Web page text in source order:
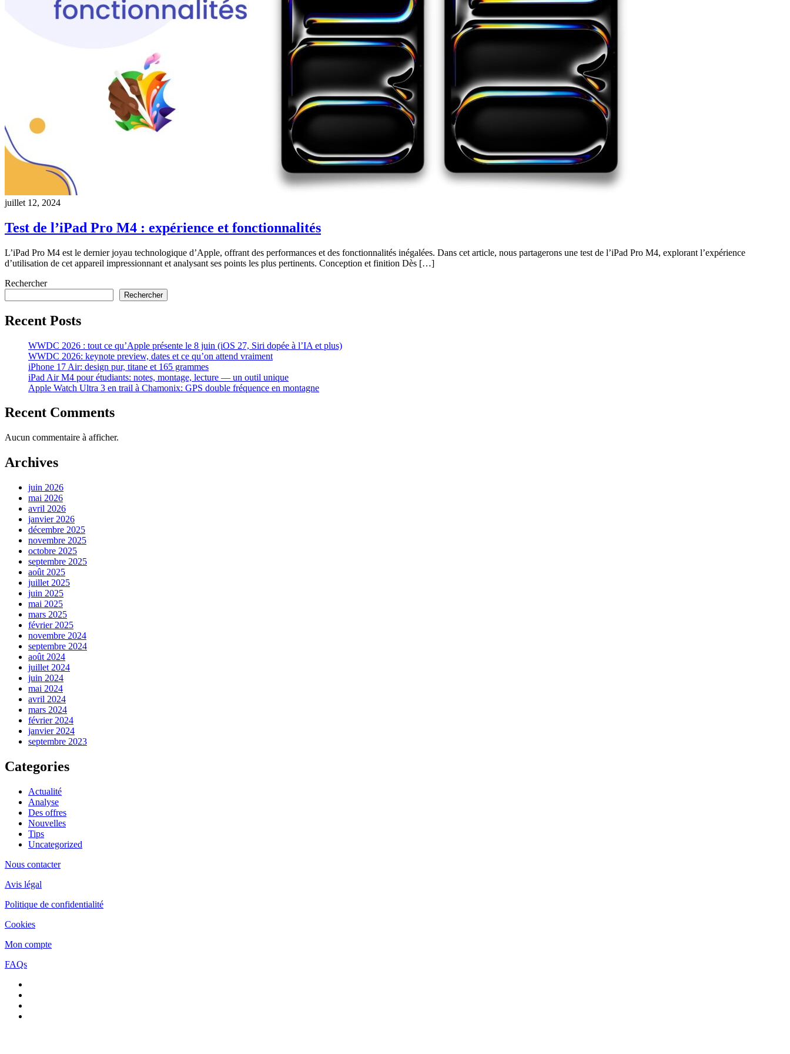
juillet 12, 2024
Test de l’iPad Pro M4 : expérience et fonctionnalités
L’iPad Pro M4 est le dernier joyau technologique d’Apple, offrant des performances et des fonctionnalités inégalées. Dans cet article, nous partagerons une test de l’iPad Pro M4, explorant l’expérience
d’utilisation de cet appareil impressionnant et analysant ses points les plus pertinents. Conception et finition Dès […]
Rechercher
Rechercher
Recent Posts
WWDC 2026 : tout ce qu’Apple présente le 8 juin (iOS 27, Siri dopée à l’IA et plus)
WWDC 2026: keynote preview, dates et ce qu’on attend vraiment
iPhone 17 Air: design pur, titane et 165 grammes
iPad Air M4 pour étudiants: notes, montage, lecture — un outil unique
Apple Watch Ultra 3 en trail à Chamonix: GPS double fréquence en montagne
Recent Comments
Aucun commentaire à afficher.
Archives
juin 2026
mai 2026
avril 2026
janvier 2026
décembre 2025
novembre 2025
octobre 2025
septembre 2025
août 2025
juillet 2025
juin 2025
mai 2025
mars 2025
février 2025
novembre 2024
septembre 2024
août 2024
juillet 2024
juin 2024
mai 2024
avril 2024
mars 2024
février 2024
janvier 2024
septembre 2023
Categories
Actualité
Analyse
Des offres
Nouvelles
Tips
Uncategorized
Nous contacter
Avis légal
Politique de confidentialité
Cookies
Mon compte
FAQs